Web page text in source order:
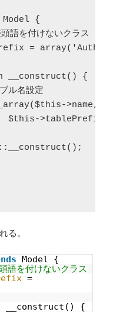
{
る。
Model {
を付けないクラス
=
__construct() {